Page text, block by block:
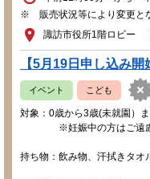
※ 販売状況等により変更と
諏訪市役所1階ロビー
【5月19日申し込み
イベント こども
対象：0歳から3歳(未就園）
※妊娠中の方はご遠慮
持ち物：飲み物、汗拭きタオ